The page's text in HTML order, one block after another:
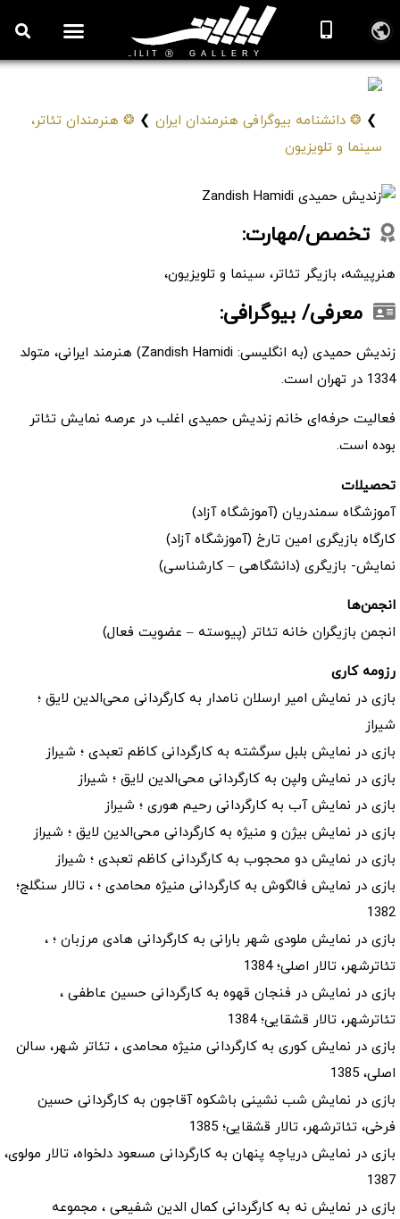
❯ ❂ دانشنامه بیوگرافی هنرمندان ایران ❯ ❂ هنرمندان تئاتر،
سینما و تلویزیون
تخصص/مهارت:
هنرپیشه، بازیگر تئاتر، سینما و تلویزیون،
معرفی/ بیوگرافی:
زندیش حمیدی (به انگلیسی: Zandish Hamidi) هنرمند ایرانی، متولد
1334 در تهران است.
فعالیت حرفه‌ای خانم زندیش حمیدی اغلب در عرصه نمایش تئاتر
بوده است.
تحصیلات
آموزشگاه سمندریان (آموزشگاه آزاد)
کارگاه بازیگری امین تارخ (آموزشگاه آزاد)
نمایش- بازیگری (دانشگاهی – کارشناسی)
انجمن‌ها
انجمن بازیگران خانه تئاتر (پیوسته – عضویت فعال)
رزومه کاری
بازی در نمایش امیر ارسلان نامدار به کارگردانی محی‌الدین لایق ؛
شیراز
بازی در نمایش بلبل سرگشته به کارگردانی کاظم تعبدی ؛ شیراز
بازی در نمایش ولپن به کارگردانی محی‌الدین لایق ؛ شیراز
بازی در نمایش آب به کارگردانی رحیم هوری ؛ شیراز
بازی در نمایش بیژن و منیژه به کارگردانی محی‌الدین لایق ؛ شیراز
بازی در نمایش دو محجوب به کارگردانی کاظم تعبدی ؛ شیراز
بازی در نمایش فالگوش به کارگردانی منیژه محامدی ؛ ، تالار سنگلج؛
1382
بازی در نمایش ملودی شهر بارانی به کارگردانی هادی مرزبان ؛ ،
تئاترشهر، تالار اصلی؛ 1384
بازی در نمایش در فنجان قهوه به کارگردانی حسین عاطفی ،
تئاترشهر، تالار قشقایی؛ 1384
بازی در نمایش کوری به کارگردانی منیژه محامدی ، تئاتر شهر، سالن
اصلی، 1385
بازی در نمایش شب نشینی باشکوه آقاجون به کارگردانی حسین
فرخی، تئاترشهر، تالار قشقایی؛ 1385
بازی در نمایش دریاچه پنهان به کارگردانی مسعود دلخواه، تالار مولوی،
1387
بازی در نمایش نه به کارگردانی کمال الدین شفیعی ، مجموعه